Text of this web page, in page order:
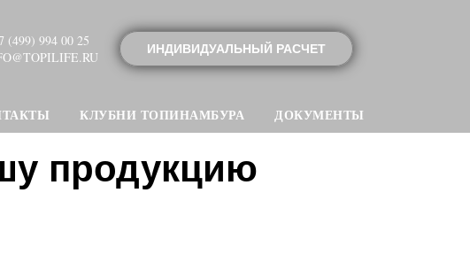
(499) 994 00 25
ИНДИВИДУАЛЬНЫЙ РАСЧЕТ
КЛУБНИ ТОПИНАМБУРА ДОКУМЕНТЫ
продукцию